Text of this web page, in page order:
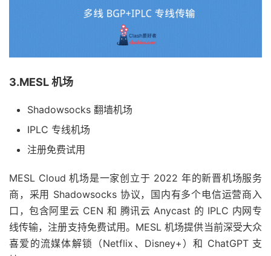
3.MESL 机场
Shadowsocks 翻墙机场
IPLC 专线机场
注册免费试用
MESL Cloud 机场是一家创立于 2022 年的新晋机场服务
商，采用 Shadowsocks 协议，国内有多个电信运营商入
口，包含阿里云 CEN 和 腾讯云 Anycast 的 IPLC 内网专
线传输，注册支持免费试用。MESL 机场提供当前深受大众
喜爱的流媒体解锁（Netflix、Disney+）和 ChatGPT 支